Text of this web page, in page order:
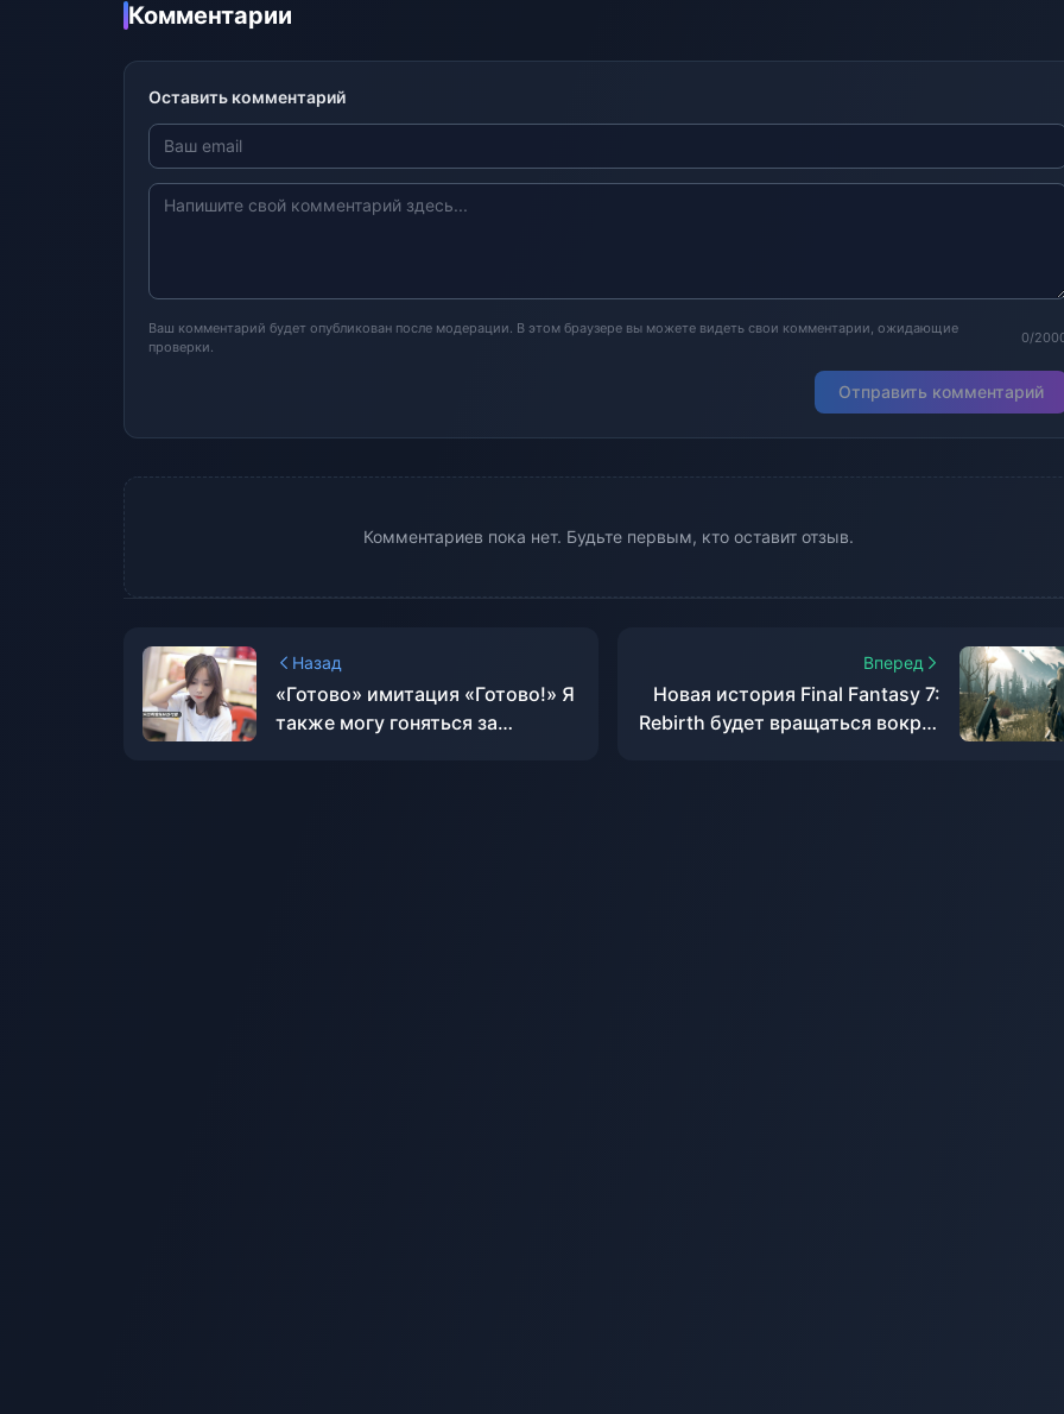
Комментарии
Оставить комментарий
Ваш комментарий будет опубликован после модерации. В этом браузере вы можете видеть свои комментарии, ожидающие
проверки.
0/
Отправить комментарий
Комментариев пока нет. Будьте первым, кто оставит отзыв.
Назад
«Готово» имитация «Готово!» Я
также могу гоняться за
Вперед
Новая история Final Fantasy 7:
Rebirth будет вращаться вокруг